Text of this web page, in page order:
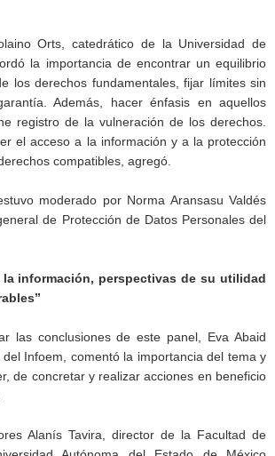
Orts, catedrático de la Universidad de
la importancia de encontrar un equilibrio
los derechos fundamentales, fijar límites sin
Además, hacer énfasis en aquellos
registro de la vulneración de los derechos.
el acceso a la información y a la protección
compatibles, agregó.
moderado por Norma Aransasu Valdés
de Protección de Datos Personales del
la información, perspectivas de su utilidad
las conclusiones de este panel, Eva Abaid
del Infoem, comentó la importancia del tema y
de concretar y realizar acciones en beneficio
Alanís Tavira, director de la Facultad de